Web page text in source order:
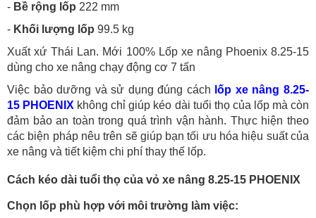
- Bề rộng lốp 222 mm
- Khối lượng lốp 99.5 kg
Xuất xứ Thái Lan. Mới 100% Lốp xe nâng Phoenix 8.25-15
dùng cho xe nâng chạy động cơ 7 tấn
Việc bảo dưỡng và sử dụng đúng cách lốp xe nâng 8.25-
15 PHOENIX không chỉ giúp kéo dài tuổi thọ của lốp mà còn
đảm bảo an toàn trong quá trình vận hành. Thực hiện theo
các biện pháp nêu trên sẽ giúp bạn tối ưu hóa hiệu suất của
xe nâng và tiết kiệm chi phí thay thế lốp.
Cách kéo dài tuổi thọ của vỏ xe nâng 8.25-15 PHOENIX
Chọn lốp phù hợp với môi trường làm việc: